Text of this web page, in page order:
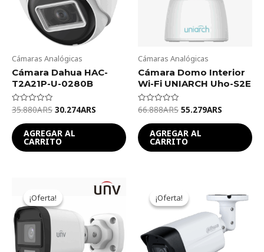
Cámaras Analógicas
Cámara Dahua HAC-
T2A21P-U-0280B
Valorado
en
de
5
35.880ARS 30.274ARS
AGREGAR AL
CARRITO
Cámaras Analógicas
Cámara Domo Interior
Wi-Fi UNIARCH Uho-S2E
Valorado
en
de
5
66.888ARS 55.279ARS
AGREGAR AL
CARRITO
¡Oferta!
¡Oferta!was:
54.885ARS.
Current
price
¡Oferta!
¡Oferta!was:
92.283ARS.
price
is: